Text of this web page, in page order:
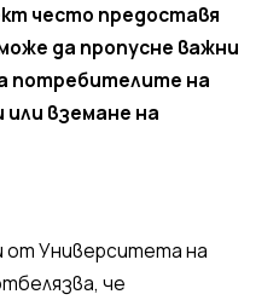
често предоставя
да пропусне важни
потребителите на
или вземане на
от Университета на
че